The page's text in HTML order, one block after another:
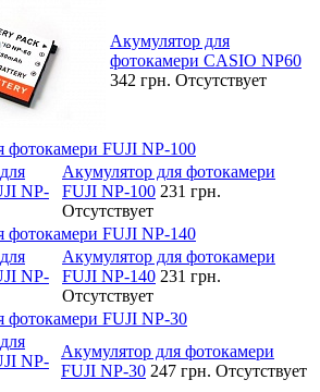
Акумулятор для
фотокамери CASIO NP60
342 грн. Отсутствует
фотокамери FUJI NP-100
Акумулятор для фотокамери
FUJI NP-100 231 грн.
Отсутствует
фотокамери FUJI NP-140
Акумулятор для фотокамери
FUJI NP-140 231 грн.
Отсутствует
фотокамери FUJI NP-30
Акумулятор для фотокамери
FUJI NP-30 247 грн. Отсутствует